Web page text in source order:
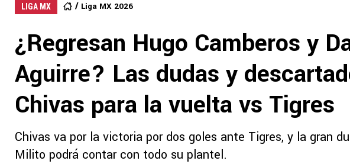
LIGA MX Liga MX 2026
¿Regresan Hugo Camberos y
Aguirre? Las dudas y
Chivas para la vuelta vs Tigres
Chivas va por la victoria por dos goles ante Tigres, y la gran
Milito podrá contar con todo su plantel.